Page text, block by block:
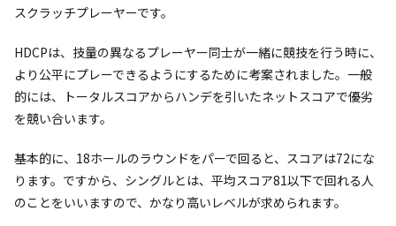
スクラッチプレーヤーです。
HDCPは、技量の異なるプレーヤー同士が一緒に競技を行う時に、
より公平にプレーできるようにするために考案されました。一般
的には、トータルスコアからハンデを引いたネットスコアで優劣
を競い合います。
基本的に、18ホールのラウンドをパーで回ると、スコアは72にな
ります。ですから、シングルとは、平均スコア81以下で回れる人
のことをいいますので、かなり高いレベルが求められます。